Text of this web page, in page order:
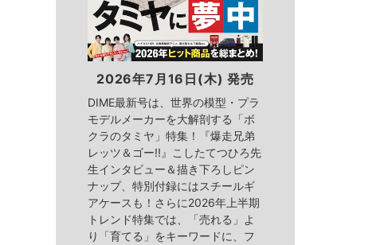
2026年7月16日(木) 発売
DIME最新号は、世界の模型・プラ
モデルメーカーを大解剖する「ボ
クラのタミヤ」特集！『爆走兄弟
レッツ＆ゴー!!』こしたてつひろ先
生インタビュー＆描き下ろしピン
ナップ、特別付録にはスチールギ
アケースも！さらに2026年上半期
トレンド特集では、「売れる」よ
り「育てる」をキーワードに、フ